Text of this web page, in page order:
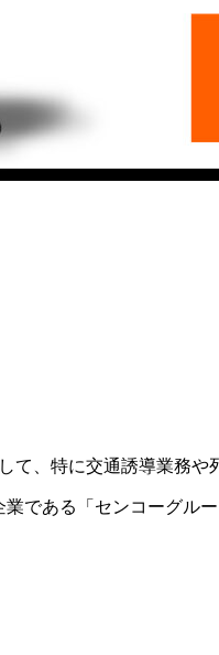
て、特に交通誘導業務
である「センコーグル